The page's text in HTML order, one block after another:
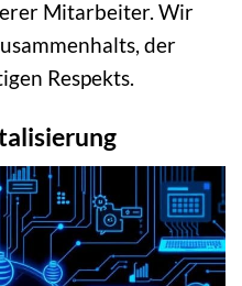
Mitarbeiter. Wir
der
Respekts.